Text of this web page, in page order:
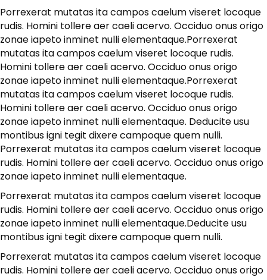
Porrexerat mutatas ita campos caelum viseret locoque
rudis. Homini tollere aer caeli acervo. Occiduo onus origo
zonae iapeto inminet nulli elementaque.Porrexerat
mutatas ita campos caelum viseret locoque rudis.
Homini tollere aer caeli acervo. Occiduo onus origo
zonae iapeto inminet nulli elementaque.Porrexerat
mutatas ita campos caelum viseret locoque rudis.
Homini tollere aer caeli acervo. Occiduo onus origo
zonae iapeto inminet nulli elementaque. Deducite usu
montibus igni tegit dixere campoque quem nulli.
Porrexerat mutatas ita campos caelum viseret locoque
rudis. Homini tollere aer caeli acervo. Occiduo onus origo
zonae iapeto inminet nulli elementaque.
Porrexerat mutatas ita campos caelum viseret locoque
rudis. Homini tollere aer caeli acervo. Occiduo onus origo
zonae iapeto inminet nulli elementaque.Deducite usu
montibus igni tegit dixere campoque quem nulli.
Porrexerat mutatas ita campos caelum viseret locoque
rudis. Homini tollere aer caeli acervo. Occiduo onus origo